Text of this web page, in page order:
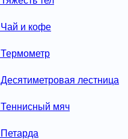
Чай и кофе
Термометр
Десятиметровая лестница
Теннисный мяч
Петарда